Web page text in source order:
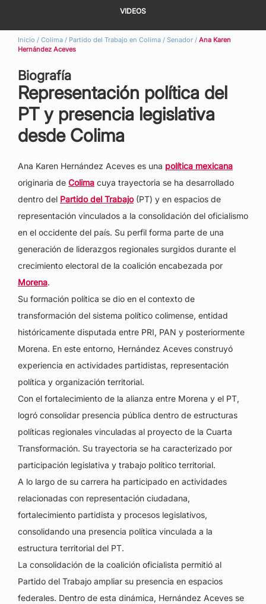
VIDEOS
Inicio / Colima / Partido del Trabajo en Colima / Senador / Ana Karen
Hernández Aceves
Biografía
Representación política del
PT y presencia legislativa
desde Colima
Ana Karen Hernández Aceves es una política mexicana
originaria de Colima cuya trayectoria se ha desarrollado
dentro del Partido del Trabajo(PT) y en espacios de
representación vinculados a la consolidación del oficialismo
en el occidente del país. Su perfil forma parte de una
generación de liderazgos regionales surgidos durante el
crecimiento electoral de la coalición encabezada por
Morena.
Su formación política se dio en el contexto de
transformación del sistema político colimense, entidad
históricamente disputada entre PRI, PAN y posteriormente
Morena. En este entorno, Hernández Aceves construyó
experiencia en actividades partidistas, representación
política y organización territorial.
Con el fortalecimiento de la alianza entre Morena y el PT,
logró consolidar presencia pública dentro de estructuras
políticas regionales vinculadas al proyecto de la Cuarta
Transformación. Su trayectoria se ha caracterizado por
participación legislativa y trabajo político territorial.
A lo largo de su carrera ha participado en actividades
relacionadas con representación ciudadana,
fortalecimiento partidista y procesos legislativos,
consolidando una presencia política vinculada a la
estructura territorial del PT.
La consolidación de la coalición oficialista permitió al
Partido del Trabajo ampliar su presencia en espacios
federales. Dentro de esta dinámica, Hernández Aceves se